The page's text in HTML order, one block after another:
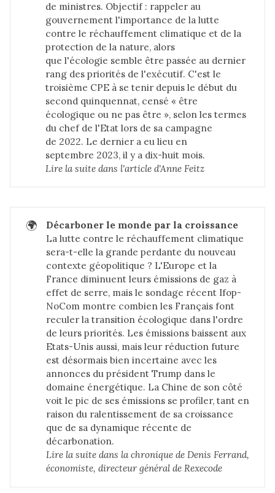
de ministres. Objectif : rappeler au
gouvernement l'importance de la lutte
contre le réchauffement climatique et de la
protection de la nature, alors
que l'écologie semble être passée au dernier
rang des priorités de l'exécutif. C'est le
troisième CPE à se tenir depuis le début du
second quinquennat, censé « être
écologique ou ne pas être », selon les termes
du chef de l'Etat lors de sa campagne
de 2022. Le dernier a eu lieu en
septembre 2023, il y a dix-huit mois.
Lire la suite dans l'article d'Anne Feitz
🌍
Décarboner le monde par la croissance
La lutte contre le réchauffement climatique
sera-t-elle la grande perdante du nouveau
contexte géopolitique ? L'Europe et la
France diminuent leurs émissions de gaz à
effet de serre, mais le sondage récent Ifop-
NoCom montre combien les Français font
reculer la transition écologique dans l'ordre
de leurs priorités. Les émissions baissent aux
Etats-Unis aussi, mais leur réduction future
est désormais bien incertaine avec les
annonces du président Trump dans le
domaine énergétique. La Chine de son côté
voit le pic de ses émissions se profiler, tant en
raison du ralentissement de sa croissance
que de sa dynamique récente de
décarbonation.
Lire la suite dans la chronique de Denis Ferrand,
économiste, directeur général de Rexecode